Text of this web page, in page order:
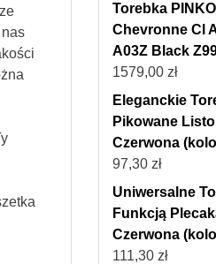
Torebka
Chevronne Cl
A03Z Black
1579,00 zł
Eleganckie
Pikowane
Czerwona
97,30 zł
Uniwersalne
Funkcją
Czerwona
111,30 zł